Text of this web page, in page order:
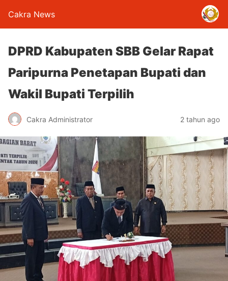
Cakra News
DPRD Kabupaten SBB Gelar Rapat
Paripurna Penetapan Bupati dan
Wakil Bupati Terpilih
Cakra Administrator 2 tahun ago